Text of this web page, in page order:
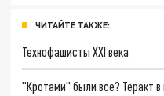
ЧИТАЙТЕ ТАКЖЕ:
Технофашисты XXI века
"Кротами" были все? Теракт